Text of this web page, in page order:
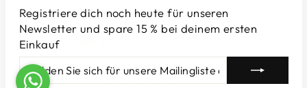
Registriere dich noch heute für unseren
Newsletter und spare 15 % bei deinem ersten
Einkauf
MELDEN
SIE
ABONNIEREN
WÄHRUNG
© 2026 LUNATICAMILANO.COM | Luna srl | Via Cappuccina 61,